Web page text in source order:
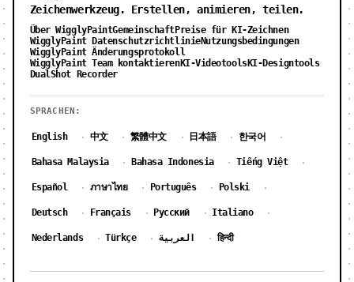
Zeichenwerkzeug. Erstellen, animieren, teilen.
Über WigglyPaintGemeinschaftPreise für KI-Zeichnen
WigglyPaint DatenschutzrichtlinieNutzungsbedingungen
WigglyPaint Änderungsprotokoll
WigglyPaint Team kontaktierenKI-VideotoolsKI-Designtools
DualShot Recorder
SPRACHEN:
English · 中文 · 繁體中文 · 日本語 · 한국어 ·
Bahasa Malaysia · Bahasa Indonesia · Tiếng Việt ·
Español · ภาษาไทย · Português · Polski ·
Deutsch · Français · Русский · Italiano ·
Nederlands · Türkçe · العربية · हिन्दी